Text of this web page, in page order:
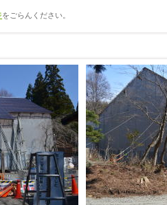
をごらんください。